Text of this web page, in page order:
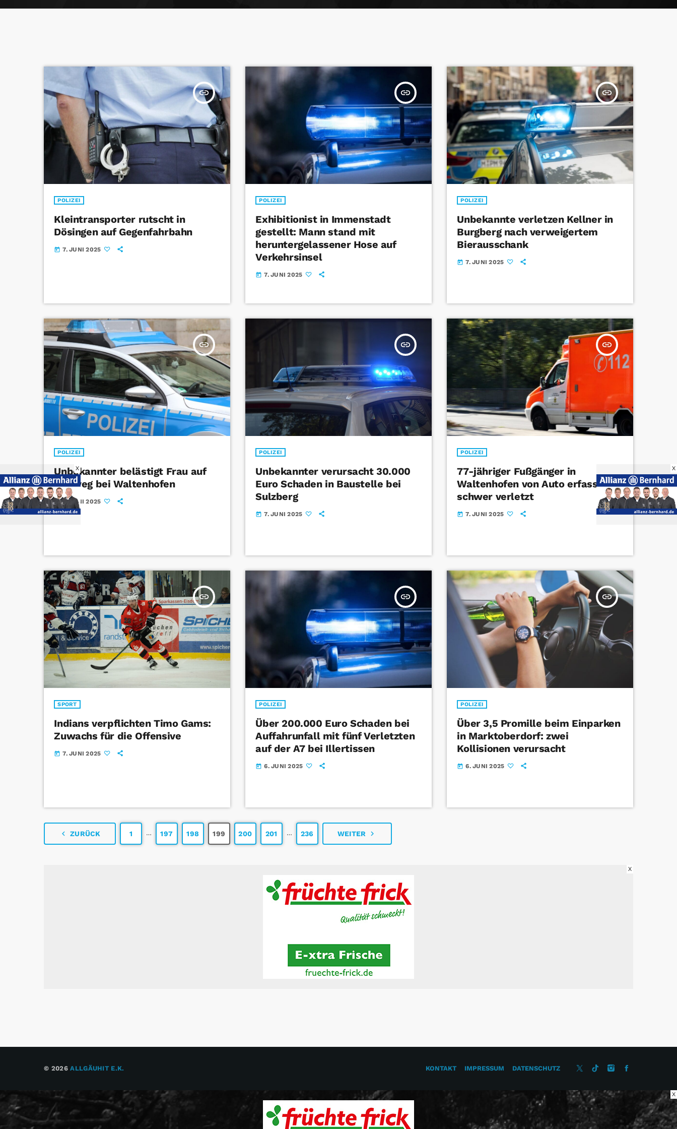
insert_link
POLIZEI
Kleintransporter rutscht in
Dösingen auf Gegenfahrbahn
today 7. JUNI 2025
insert_link
POLIZEI
Exhibitionist in Immenstadt
gestellt: Mann stand mit
heruntergelassener Hose auf
Verkehrsinsel
today 7. JUNI 2025
insert_link
POLIZEI
Unbekannte verletzen Kellner in
Burgberg nach verweigertem
Bierausschank
today 7. JUNI 2025
insert_link
POLIZEI
Unbekannter belästigt Frau auf
Gehweg bei Waltenhofen
today 7. JUNI 2025
insert_link
POLIZEI
Unbekannter verursacht 30.000
Euro Schaden in Baustelle bei
Sulzberg
today 7. JUNI 2025
insert_link
POLIZEI
77-jähriger Fußgänger in
Waltenhofen von Auto erfasst und
schwer verletzt
today 7. JUNI 2025
insert_link
SPORT
Indians verpflichten Timo Gams:
Zuwachs für die Offensive
today 7. JUNI 2025
insert_link
POLIZEI
Über 200.000 Euro Schaden bei
Auffahrunfall mit fünf Verletzten
auf der A7 bei Illertissen
today 6. JUNI 2025
insert_link
POLIZEI
Über 3,5 Promille beim Einparken
in Marktoberdorf: zwei
Kollisionen verursacht
today 6. JUNI 2025
navigate_before ZURÜCK 1 … 197 198 199 200 201 … 236 WEITER navigate_next
X
© 2026ALLGÄUHIT E.K. KONTAKT IMPRESSUM DATENSCHUTZ
X
X X